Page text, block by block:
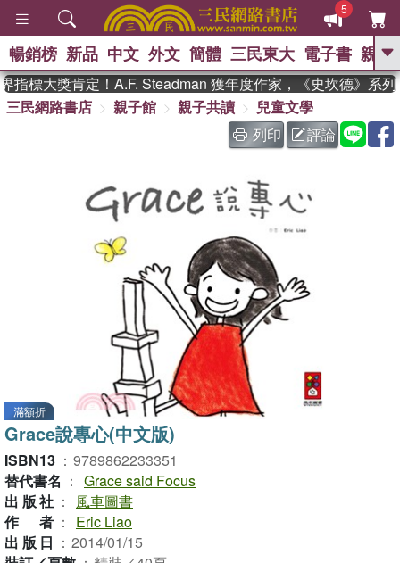
5
GO
熱搜： 東野圭吾 、 The Odyssey
、 如果歷史是一群喵 、 暑期
國際布克獎 臺灣漫遊錄 、 方
孩：黎曼猜想 、
暢銷榜 新品 中文 外文 簡體 三民東大 電子書 親子
標大獎肯定！A.F. Steadman 獲年度作家，《史坎德》系列
三民網路書店
親子館 親子共讀
兒童文學
列印
評論
滿額折
Grace說專心(中文版)
ISBN13 ： 9789862233351
替代書名 ： Grace said Focus
出版社 ：
風車圖書
作者 ：
Eric Liao
出版日 ： 2014/01/15